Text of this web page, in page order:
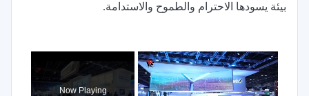
بيئة يسودها الاحترام والطموح والاستدامة.
×
Now Playing